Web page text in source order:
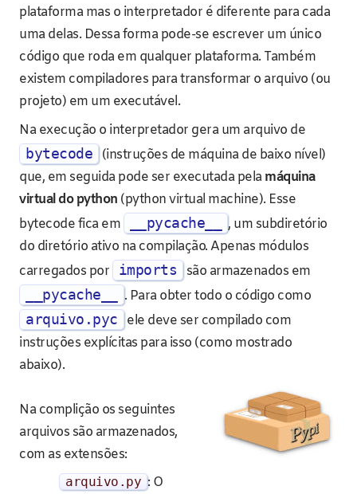
plataforma mas o interpretador é diferente para cada
uma delas. Dessa forma pode-se escrever um único
código que roda em qualquer plataforma. Também
existem compiladores para transformar o arquivo (ou
projeto) em um executável.
Na execução o interpretador gera um arquivo de
bytecode
(instruções de máquina de baixo nível)
que, em seguida pode ser executada pelamáquina
virtual do python (python virtual machine). Esse
bytecode fica em
__pycache__
, um subdiretório
do diretório ativo na compilação. Apenas módulos
carregados por
imports são armazenados em
__pycache__ . Para obter todo o código como
arquivo.pyc
ele deve ser compilado com
instruções explícitas para isso (como mostrado
abaixo).
Na complição os seguintes
arquivos são armazenados,
com as extensões:
arquivo . py : O